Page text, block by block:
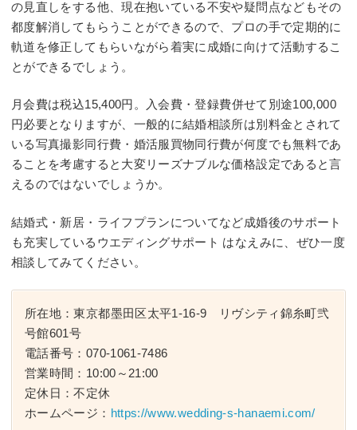
の見直しをする他、現在抱いている不安や疑問点などもその
都度解消してもらうことができるので、プロの手で定期的に
軌道を修正してもらいながら着実に成婚に向けて活動するこ
とができるでしょう。
月会費は税込15,400円。入会費・登録費併せて別途100,000
円必要となりますが、一般的に結婚相談所は別料金とされて
いる写真撮影同行費・婚活服買物同行費が何度でも無料であ
ることを考慮すると大変リーズナブルな価格設定であると言
えるのではないでしょうか。
結婚式・新居・ライフプランについてなど成婚後のサポート
も充実しているウエディングサポート はなえみに、ぜひ一度
相談してみてください。
所在地：東京都墨田区太平1-16-9 リヴシティ錦糸町弐
号館601号
電話番号：070-1061-7486
営業時間：10:00～21:00
定休日：不定休
ホームページ： https://www.wedding-s-hanaemi.com/